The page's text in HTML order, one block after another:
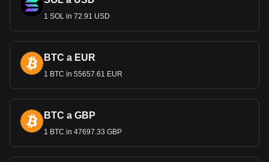
1 SOL in 72.91 USD
BTC a EUR
1 BTC in 55657.61 EUR
BTC a GBP
1 BTC in 47697.33 GBP